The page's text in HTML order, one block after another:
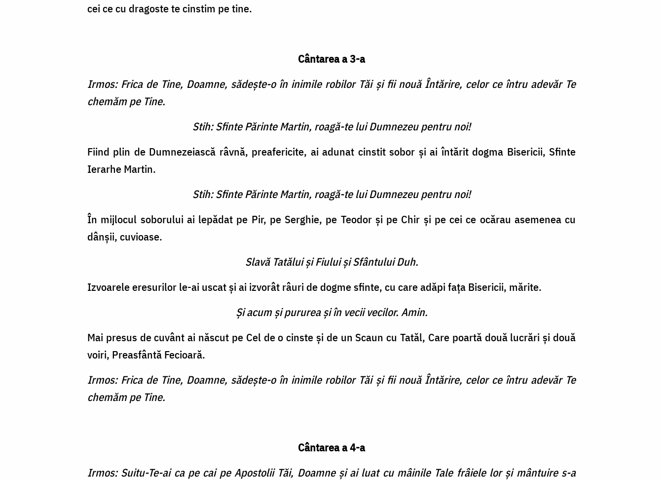
cei ce cu dragoste te cinstim pe tine.
Cântarea a 3-a
Irmos: Frica de Tine, Doamne, sădeş­te-o în inimile robilor Tăi şi fii nouă Întărire, celor ce întru adevăr Te
chemăm pe Tine.
Stih: Sfinte Părinte Martin, roagă-te lui Dumnezeu pentru noi!
Fiind plin de Dumnezeiască râvnă, preafericite, ai adunat cinstit sobor şi ai întărit dogma Bisericii, Sfinte
Ierarhe Martin.
Stih: Sfinte Părinte Martin, roagă-te lui Dumnezeu pentru noi!
În mijlocul soborului ai lepădat pe Pir, pe Serghie, pe Teodor şi pe Chir şi pe cei ce ocărau asemenea cu
dânşii, cuvioase.
Slavă Tatălui şi Fiului şi Sfântului Duh.
Izvoarele eresurilor le-ai uscat şi ai izvorât râuri de dogme sfinte, cu care adăpi faţa Bisericii, mărite.
Şi acum şi pururea şi în vecii vecilor. Amin.
Mai presus de cuvânt ai născut pe Cel de o cinste şi de un Scaun cu Tatăl, Care poartă două lucrări şi două
voiri, Preasfântă Fe­cioară.
Irmos: Frica de Tine, Doamne, sădeş­te-o în inimile robilor Tăi şi fii nouă Întărire, celor ce întru adevăr Te
chemăm pe Tine.
Cântarea a 4-a
Irmos: Suitu-Te-ai ca pe cai pe Apostolii Tăi, Doamne şi ai luat cu mâinile Tale frâiele lor şi mântuire s-a